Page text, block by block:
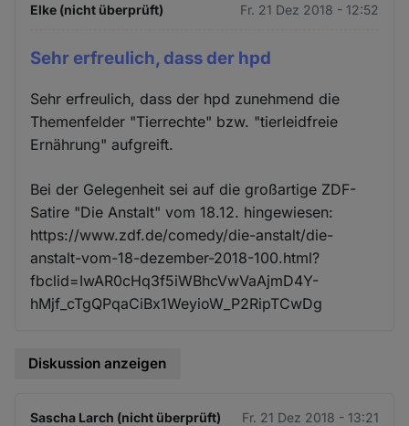
Elke (nicht überprüft) Fr. 21 Dez 2018 - 12:52
Sehr erfreulich, dass der hpd
Sehr erfreulich, dass der hpd zunehmend die
Themenfelder "Tierrechte" bzw. "tierleidfreie
Ernährung" aufgreift.
Bei der Gelegenheit sei auf die großartige ZDF-
Satire "Die Anstalt" vom 18.12. hingewiesen:
https://www.zdf.de/comedy/die-anstalt/die-
anstalt-vom-18-dezember-2018-100.html?
fbclid=IwAR0cHq3f5iWBhcVwVaAjmD4Y-
hMjf_cTgQPqaCiBx1WeyioW_P2RipTCwDg
Diskussion anzeigen
Sascha Larch (nicht überprüft) Fr. 21 Dez 2018 - 13:21